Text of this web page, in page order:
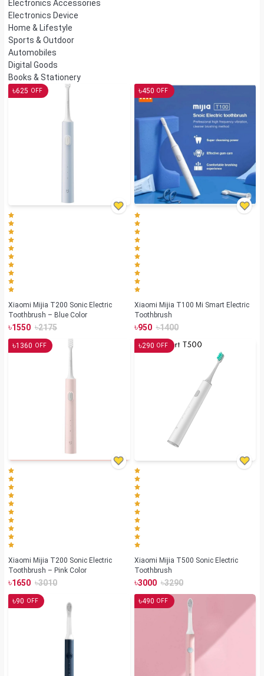
Electronics Accessories
Electronics Device
Home & Lifestyle
Sports & Outdoor
Automobiles
Digital Goods
Books & Stationery
৳625 OFF
Xiaomi Mijia T200 Sonic Electric
Toothbrush – Blue Color
৳1550 ৳2175
৳450 OFF
Xiaomi Mijia T100 Mi Smart Electric
Toothbrush
৳950 ৳1400
৳1360 OFF
Xiaomi Mijia T200 Sonic Electric
Toothbrush – Pink Color
৳1650 ৳3010
৳290 OFF
Xiaomi Mijia T500 Sonic Electric
Toothbrush
৳3000 ৳3290
৳90 OFF ৳490 OFF